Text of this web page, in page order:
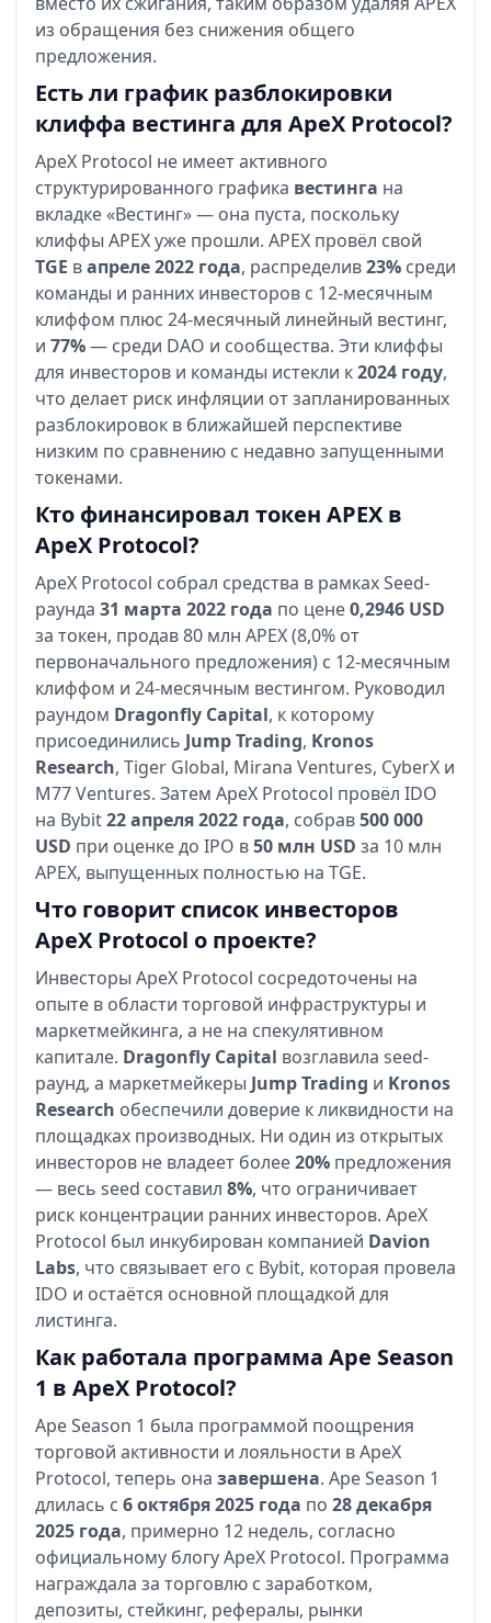
из обращения без снижения общего
предложения.
Есть ли график разблокировки
клиффа вестинга для ApeX Protocol?
ApeX Protocol не имеет активного
структурированного графика вестинга на
вкладке «Вестинг» — она пуста, поскольку
клиффы APEX уже прошли. APEX провёл свой
TGE вапреле 2022 года, распределив23% среди
команды и ранних инвесторов с 12-месячным
клиффом плюс 24-месячный линейный вестинг,
и 77%— среди DAO и сообщества. Эти клиффы
для инвесторов и команды истекли к2024 году,
что делает риск инфляции от запланированных
разблокировок в ближайшей перспективе
низким по сравнению с недавно запущенными
токенами.
Кто финансировал токен APEX в
ApeX Protocol?
ApeX Protocol собрал средства в рамках Seed-
раунда 31 марта 2022 года по цене0,2946 USD
за токен, продав 80 млн APEX (8,0% от
первоначального предложения) с 12-месячным
клиффом и 24-месячным вестингом. Руководил
раундом Dragonfly Capital, к которому
присоединились Jump Trading, Kronos
Research, Tiger Global, Mirana Ventures, CyberX и
M77 Ventures. Затем ApeX Protocol провёл IDO
на Bybit22 апреля 2022 года, собрав500 000
USD при оценке до IPO в50 млн USD за 10 млн
APEX, выпущенных полностью на TGE.
Что говорит список инвесторов
ApeX Protocol о проекте?
Инвесторы ApeX Protocol сосредоточены на
опыте в области торговой инфраструктуры и
маркетмейкинга, а не на спекулятивном
капитале. Dragonfly Capital возглавила seed-
раунд, а маркетмейкеры Jump Trading и Kronos
Research обеспечили доверие к ликвидности на
площадках производных. Ни один из открытых
инвесторов не владеет более20% предложения
— весь seed составил 8%, что ограничивает
риск концентрации ранних инвесторов. ApeX
Protocol был инкубирован компанией Davion
Labs, что связывает его с Bybit, которая провела
IDO и остаётся основной площадкой для
листинга.
Как работала программа Ape Season
1 в ApeX Protocol?
Ape Season 1 была программой поощрения
торговой активности и лояльности в ApeX
Protocol, теперь она завершена. Ape Season 1
длилась с 6 октября 2025 года по 28 декабря
2025 года, примерно 12 недель, согласно
официальному блогу ApeX Protocol. Программа
награждала за торговлю с заработком,
депозиты, стейкинг, рефералы, рынки